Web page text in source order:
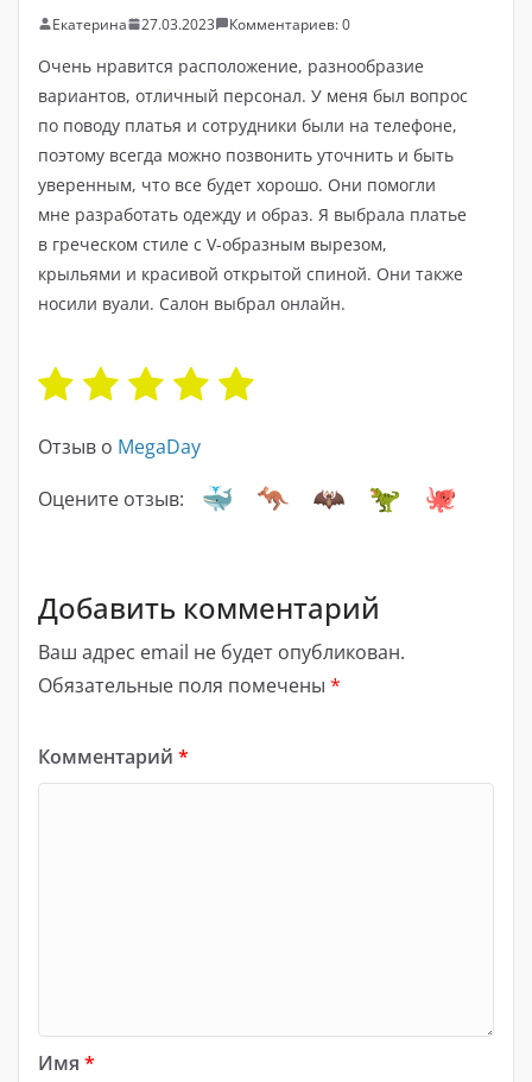
Екатерина 27.03.2023 Комментариев: 0
Очень нравится расположение, разнообразие
вариантов, отличный персонал. У меня был вопрос
по поводу платья и сотрудники были на телефоне,
поэтому всегда можно позвонить уточнить и быть
уверенным, что все будет хорошо. Они помогли
мне разработать одежду и образ. Я выбрала платье
в греческом стиле с V-образным вырезом,
крыльями и красивой открытой спиной. Они также
носили вуали. Салон выбрал онлайн.
Отзыв о MegaDay
Оцените отзыв:
Добавить комментарий
Ваш адрес email не будет опубликован.
Обязательные поля помечены *
Комментарий *
Имя *